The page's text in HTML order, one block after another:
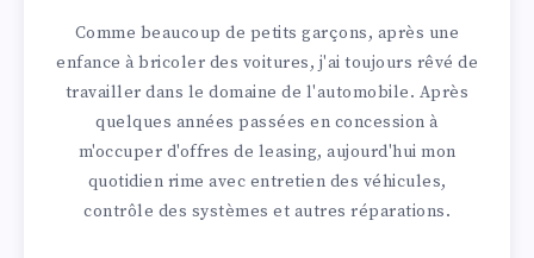
Comme beaucoup de petits garçons, après une
enfance à bricoler des voitures, j'ai toujours rêvé de
travailler dans le domaine de l'automobile. Après
quelques années passées en concession à
m'occuper d'offres de leasing, aujourd'hui mon
quotidien rime avec entretien des véhicules,
contrôle des systèmes et autres réparations.